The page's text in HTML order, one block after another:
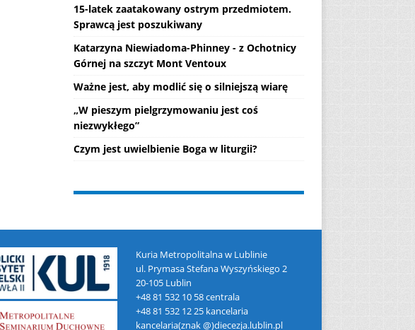
15-latek zaatakowany ostrym przedmiotem.
Sprawcą jest poszukiwany
Katarzyna Niewiadoma-Phinney - z Ochotnicy
Górnej na szczyt Mont Ventoux
Ważne jest, aby modlić się o silniejszą wiarę
„W pieszym pielgrzymowaniu jest coś
niezwykłego”
Czym jest uwielbienie Boga w liturgii?
Kuria Metropolitalna w Lublinie
ul. Prymasa Stefana Wyszyńskiego 2
20-105 Lublin
+48 81 532 10 58 centrala
+48 81 532 12 25 kancelaria
kancelaria(znak @)diecezja.lublin.pl